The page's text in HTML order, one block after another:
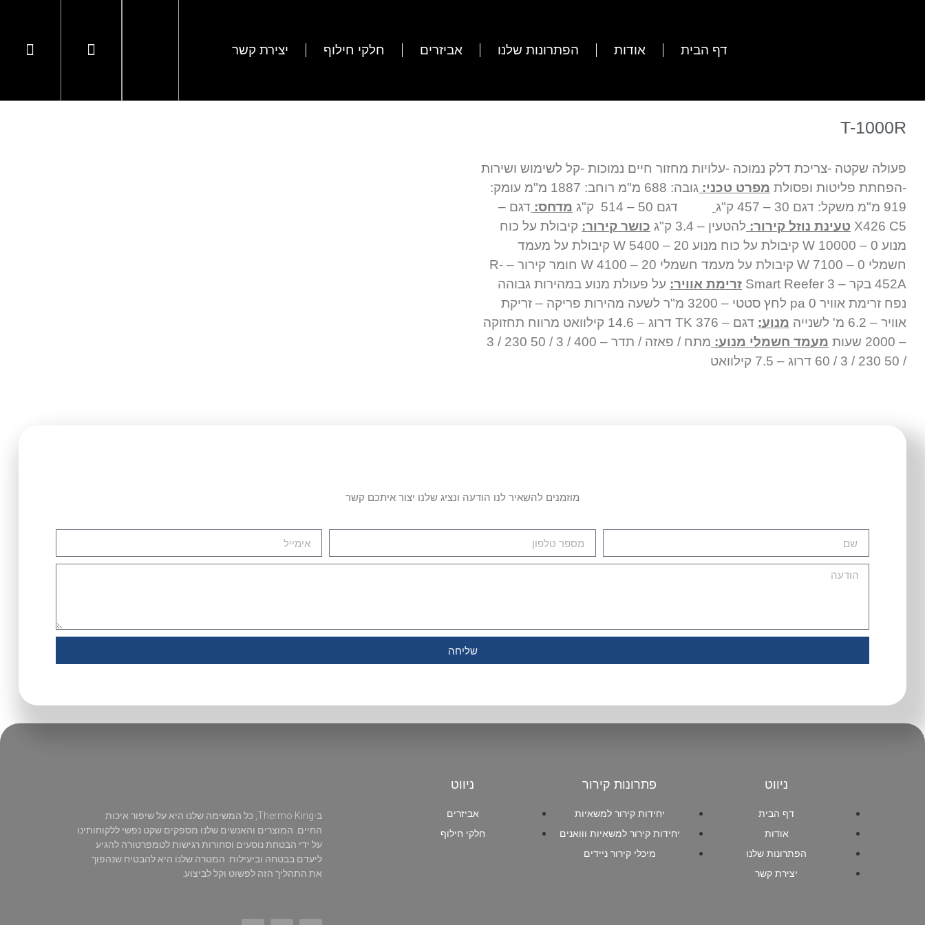
דף הבית אודות הפתרונות שלנו אביזרים חלקי חילוף יצירת קשר
T-1000R
פעולה שקטה -צריכת דלק נמוכה -עלויות מחזור חיים נמוכות -קל לשימוש ושירות
-הפחתת פליטות ופסולת מפרט טכני:
גובה: 688 מ"מ רוחב: 1887 מ"מ עומק:
919 מ"מ משקל: דגם 30 – 457 ק"ג
דגם 50 – 514 ק"ג מדחס: דגם –
X426 C5 טעינת נוזל קירור: להטעין – 3.4 ק"ג כושר קירור: קיבולת על כוח
מנוע 0 – 10000 W קיבולת על כוח מנוע 20 – 5400 W קיבולת על מעמד
חשמלי 0 – 7100 W קיבולת על מעמד חשמלי 20 – 4100 W חומר קירור – R-
452A בקר – Smart Reefer 3
זרימת אוויר: על פעולת מנוע במהירות גבוהה
נפח זרימת אוויר 0 pa לחץ סטטי – 3200 מ"ר לשעה מהירות פריקה – זריקת
אוויר – 6.2 מ' לשנייה
מנוע:
דגם – TK 376 דרוג – 14.6 קילוואט מרווח תחזוקה
– 2000 שעות
מעמד חשמלי מנוע:
מתח / פאזה / תדר – 400 / 3 / 50 230 / 3
/ 50 230 / 3 / 60 דרוג – 7.5 קילוואט
מוזמנים להשאיר לנו הודעה ונציג שלנו יצור איתכם קשר
שליחה
ניווט
דף הבית
אודות
הפתרונות שלנו
יצירת קשר
פתרונות קירור
יחידות קירור למשאיות
יחידות קירור למשאיות ווואנים
מיכלי קירור ניידים
ניווט
אביזרים
חלקי חילוף
ב-Thermo King, כל המשימה שלנו היא על שיפור איכות
החיים. המוצרים והאנשים שלנו מספקים שקט נפשי ללקוחותינו
על ידי הבטחת נוסעים וסחורות רגישות לטמפרטורה להגיע
ליעדם בבטחה וביעילות. המטרה שלנו היא להבטיח שנהפוך
את התהליך הזה לפשוט וקל לביצוע.